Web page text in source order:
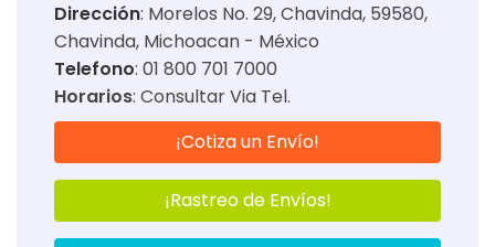
Dirección: Morelos No. 29, Chavinda, 59580,
Chavinda, Michoacan - México
Telefono: 01 800 701 7000
Horarios: Consultar Via Tel.
¡Cotiza un Envío!
¡Rastreo de Envíos!